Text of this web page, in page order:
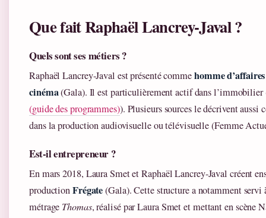
Que fait Raphaël Lancrey-Javal ?
Quels sont ses métiers ?
Raphaël Lancrey-Javal est présenté commehomme d’affaires
cinéma(Gala). Il est particulièrement actif dans l’immobilier
(guide des programmes)). Plusieurs sources le décrivent aussi
dans la production audiovisuelle ou télévisuelle (Femme
Est-il entrepreneur ?
En mars 2018, Laura Smet et Raphaël Lancrey-Javal créent
productionFrégate(Gala). Cette structure a notamment servi
métrage Thomas, réalisé par Laura Smet et mettant en scène